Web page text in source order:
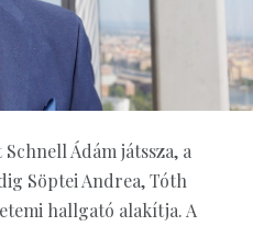
Ádám játssza, a
Söptei Andrea, Tóth
hallgató alakítja. A